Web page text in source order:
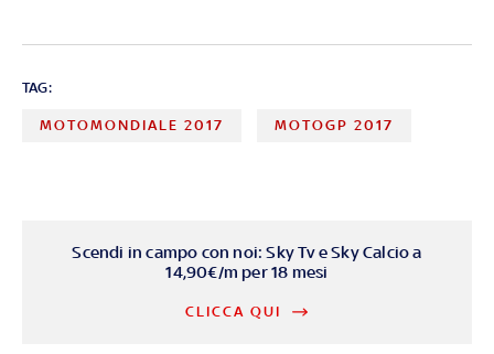
TAG:
MOTOMONDIALE 2017 MOTOGP 2017
Scendi in campo con noi: Sky Tv e Sky Calcio a
14,90€/m per 18 mesi
CLICCA QUI